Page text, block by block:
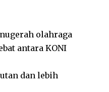
olahraga
antara KONI
dan lebih